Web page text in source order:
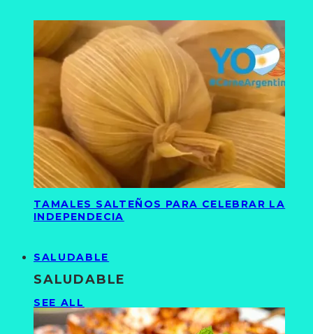
TAMALES SALTEÑOS PARA CELEBRAR LA
INDEPENDECIA
SALUDABLE
SALUDABLE
SEE ALL